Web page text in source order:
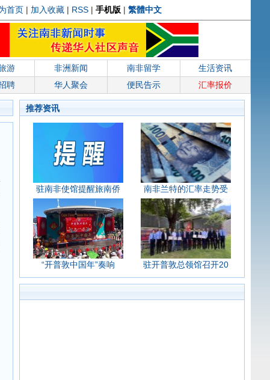
首页 | 加入收藏 | RSS | 手机版 | 繁體中文
游 非洲新闻 南非留学
生活资讯
聘 华人聚会 便民告示 汇率报价
推荐资讯
驻南非使馆提醒旅南侨 南非兰特的汇率走势受
“开普敦中国年”奏响 驻开普敦总领馆召开20